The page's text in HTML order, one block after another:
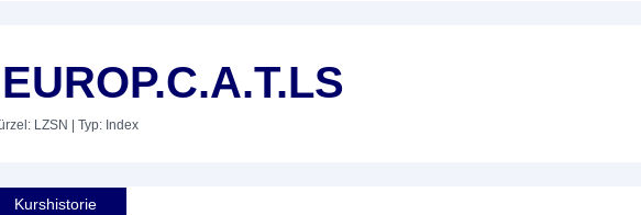
LZSN | Typ: Index
Kurshistorie